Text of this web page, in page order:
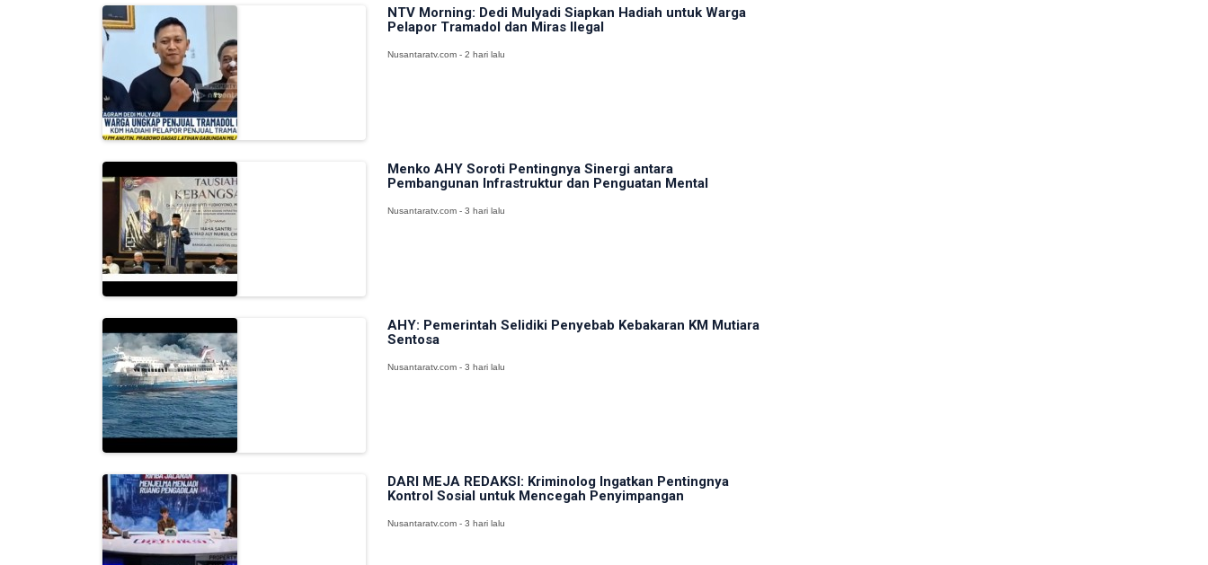
NTV Morning: Dedi Mulyadi Siapkan Hadiah untuk Warga
Pelapor Tramadol dan Miras Ilegal
Nusantaratv.com - 2 hari lalu
Menko AHY Soroti Pentingnya Sinergi antara
Pembangunan Infrastruktur dan Penguatan Mental
Nusantaratv.com - 3 hari lalu
AHY: Pemerintah Selidiki Penyebab Kebakaran KM Mutiara
Sentosa
Nusantaratv.com - 3 hari lalu
DARI MEJA REDAKSI: Kriminolog Ingatkan Pentingnya
Kontrol Sosial untuk Mencegah Penyimpangan
Nusantaratv.com - 3 hari lalu